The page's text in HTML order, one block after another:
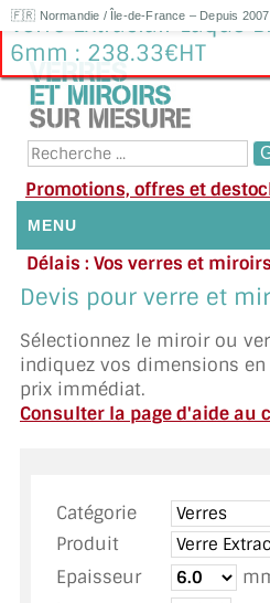
🇫🇷 Normandie / Île-de-France – Depuis 2007
Verre Extraclair Laqué
6mm : 238.33€HT
Promotions, offres et
MENU
NOUS CONTACTER
DEMANDE DE DEVIS
SUIVI DE DEVIS
TOUS LES TARIFS AU M2
GUIDE : CHOIX PAR
Délais : Vos verres et
en
Appelez ou envoyez un
Devis pour verre et
Sélectionnez le miroir ou
indiquez vos dimensions
prix immédiat.
Consulter la page d'aide au
Catégorie
Produit
Epaisseur